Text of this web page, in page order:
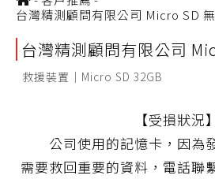
台灣精測顧問有限公司 Micro SD
台灣精測顧問有限公司
救援裝置｜Micro SD 32GB
【受損狀況】
公司使用的記憶卡，因為
需要救回重要的資料，電話聯